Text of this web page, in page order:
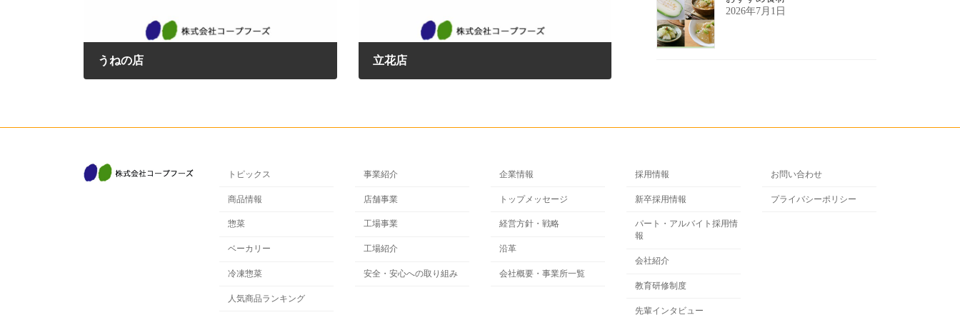
うねの店 立花店
2026年7月1日
トピックス
商品情報
惣菜
ベーカリー
冷凍惣菜
人気商品ランキング
事業紹介
店舗事業
工場事業
工場紹介
安全・安心への取り組み
企業情報
トップメッセージ
経営方針・戦略
沿革
会社概要・事業所一覧
採用情報
新卒採用情報
パート・アルバイト採用情
報
会社紹介
教育研修制度
先輩インタビュー
お問い合わせ
プライバシーポリシー